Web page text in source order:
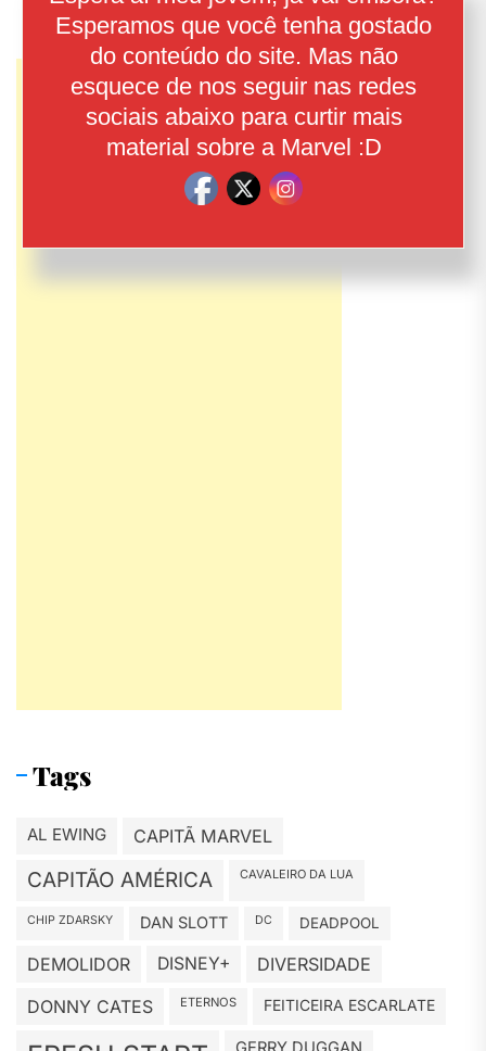
Tags
AL EWING CAPITÃ MARVEL
CAPITÃO AMÉRICA CAVALEIRO DA LUA
CHIP ZDARSKY DAN SLOTT DC DEADPOOL
DEMOLIDOR DISNEY+
DIVERSIDADE
DONNY CATES
ETERNOS FEITICEIRA ESCARLATE
Esperamos que você tenha gostado
do conteúdo do site. Mas não
esquece de nos seguir nas redes
sociais abaixo para curtir mais
material sobre a Marvel :D